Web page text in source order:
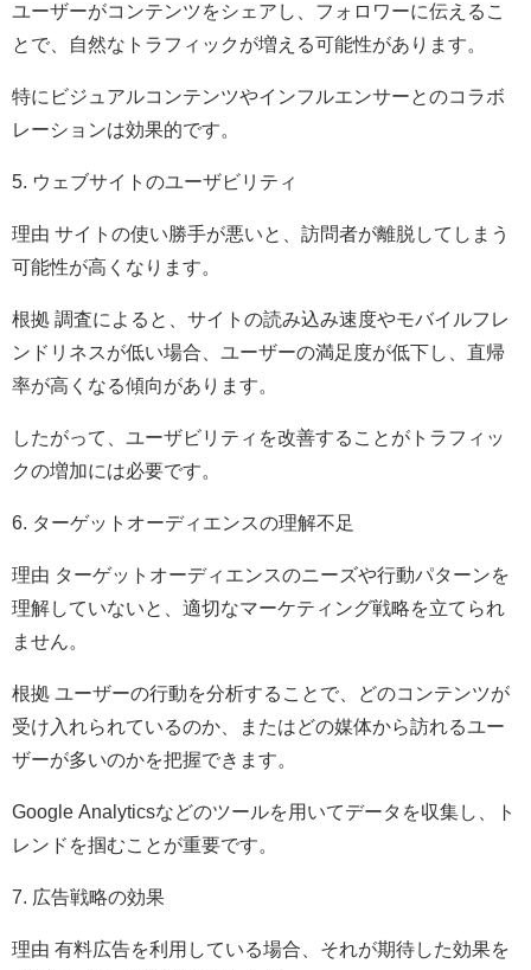
ユーザーがコンテンツをシェアし、フォロワーに伝えるこ
とで、自然なトラフィックが増える可能性があります。
特にビジュアルコンテンツやインフルエンサーとのコラボ
レーションは効果的です。
5. ウェブサイトのユーザビリティ
理由 サイトの使い勝手が悪いと、訪問者が離脱してしまう
可能性が高くなります。
根拠 調査によると、サイトの読み込み速度やモバイルフレ
ンドリネスが低い場合、ユーザーの満足度が低下し、直帰
率が高くなる傾向があります。
したがって、ユーザビリティを改善することがトラフィッ
クの増加には必要です。
6. ターゲットオーディエンスの理解不足
理由 ターゲットオーディエンスのニーズや行動パターンを
理解していないと、適切なマーケティング戦略を立てられ
ません。
根拠 ユーザーの行動を分析することで、どのコンテンツが
受け入れられているのか、またはどの媒体から訪れるユー
ザーが多いのかを把握できます。
Google Analyticsなどのツールを用いてデータを収集し、ト
レンドを掴むことが重要です。
7. 広告戦略の効果
理由 有料広告を利用している場合、それが期待した効果を